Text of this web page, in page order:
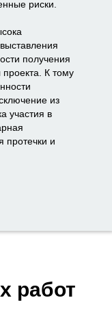
риски.
получения
К тому
из
участия в
протечки и
работ